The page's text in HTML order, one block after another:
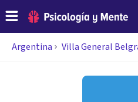
Argentina Villa General